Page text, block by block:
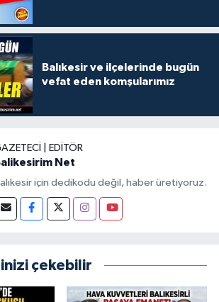
Balıkesir ve ilçelerinde bugün
vefat eden komşularımız
| EDITÖR
Net
için dedikodu değil, haber üretiyoruz.
çekebilir